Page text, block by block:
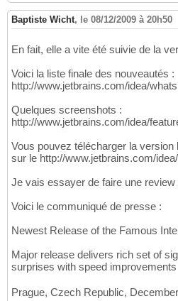
Baptiste Wicht, le 08/12/2009 à 20h50
En fait, elle a vite été suivie de la
Voici la liste finale des nouveautés :
http://www.jetbrains.com/idea/
Quelques screenshots :
http://www.jetbrains.com/idea/
Vous pouvez télécharger la
sur le http://www.jetbrains.com/
Je vais essayer de faire une review
Voici le communiqué de presse :
Newest Release of the Famous
Major release delivers rich set of
surprises with speed improvements
Prague, Czech Republic,